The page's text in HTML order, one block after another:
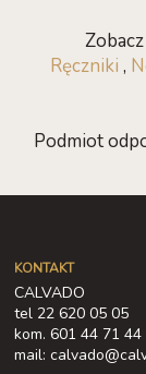
Ręczniki ,
Podmiot
KONTAKT
CALVADO
tel 22 620 05 05
kom. 601 44 71 44
mail: